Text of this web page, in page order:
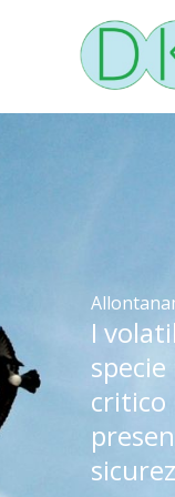
contenuto
I
critico